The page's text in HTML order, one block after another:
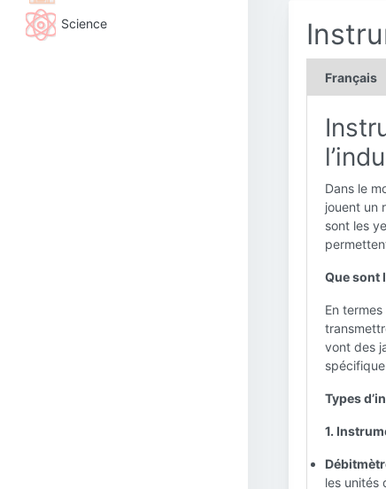
Science
Français
Dans le
jouent un
sont les
Que sont
En
vont des
Types
1.
les unités